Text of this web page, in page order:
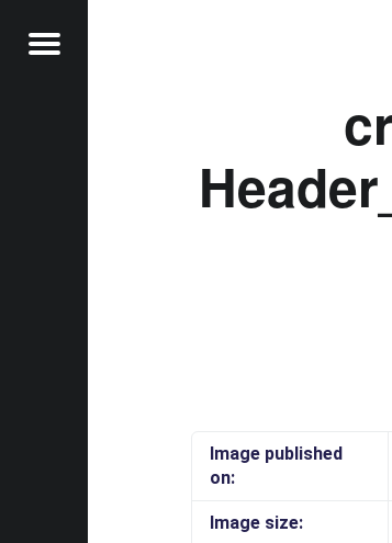
Menu
Image published
on:
Image size: